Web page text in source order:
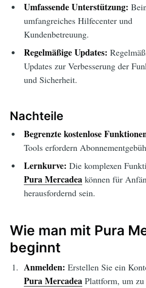
Umfassende Unterstützung:
umfangreiches Hilfecenter und
Kundenbetreuung.
Regelmäßige Updates:
Updates zur Verbesserung der
und Sicherheit.
Nachteile
Begrenzte kostenlose
Tools erfordern
Lernkurve: Die komplexen
Pura Mercadeakönnen für
herausfordernd sein.
Wie man mit Pura
beginnt
Anmelden: Erstellen Sie ein
Pura MercadeaPlattform, um zu